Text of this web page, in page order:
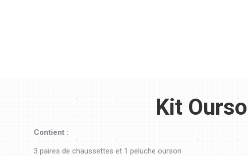
Kit
Contient :
3 paires de chaussettes et 1 peluche ourson